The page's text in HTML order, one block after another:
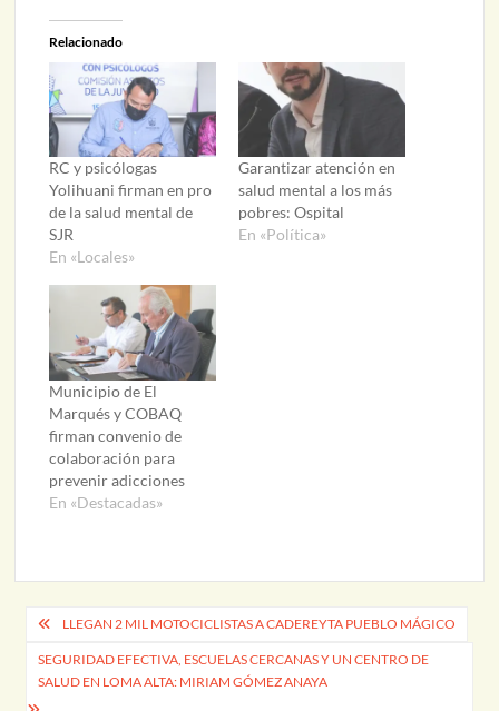
Relacionado
RC y psicólogas
Yolihuani firman en pro
de la salud mental de
SJR
En «Locales»
Garantizar atención en
salud mental a los más
pobres: Ospital
En «Política»
Municipio de El
Marqués y COBAQ
firman convenio de
colaboración para
prevenir adicciones
En «Destacadas»
Navegación
de
entradas
LLEGAN 2 MIL MOTOCICLISTAS A CADEREYTA PUEBLO MÁGICO
SEGURIDAD EFECTIVA, ESCUELAS CERCANAS Y UN CENTRO DE
SALUD EN LOMA ALTA: MIRIAM GÓMEZ ANAYA